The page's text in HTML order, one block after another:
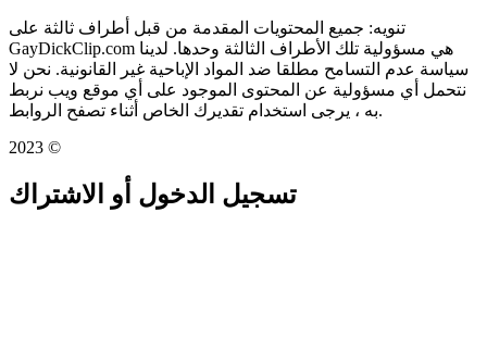
تنويه: جميع المحتويات المقدمة من قبل أطراف ثالثة على
GayDickClip.com هي مسؤولية تلك الأطراف الثالثة وحدها. لدينا
سياسة عدم التسامح مطلقا ضد المواد الإباحية غير القانونية. نحن لا
نتحمل أي مسؤولية عن المحتوى الموجود على أي موقع ويب نربط
به ، يرجى استخدام تقديرك الخاص أثناء تصفح الروابط.
2023 ©
تسجيل الدخول أو الاشتراك